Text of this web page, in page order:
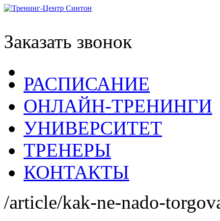
Заказать звонок
РАСПИСАНИЕ
ОНЛАЙН-ТРЕНИНГИ
УНИВЕРСИТЕТ
ТРЕНЕРЫ
КОНТАКТЫ
/article/kak-ne-nado-